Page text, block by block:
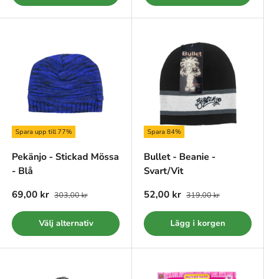
Spara upp till 77%
Pekänjo - Stickad Mössa
- Blå
69,00 kr 303,00 kr
Välj alternativ
Spara 84%
Bullet - Beanie -
Svart/Vit
52,00 kr 319,00 kr
Lägg i korgen